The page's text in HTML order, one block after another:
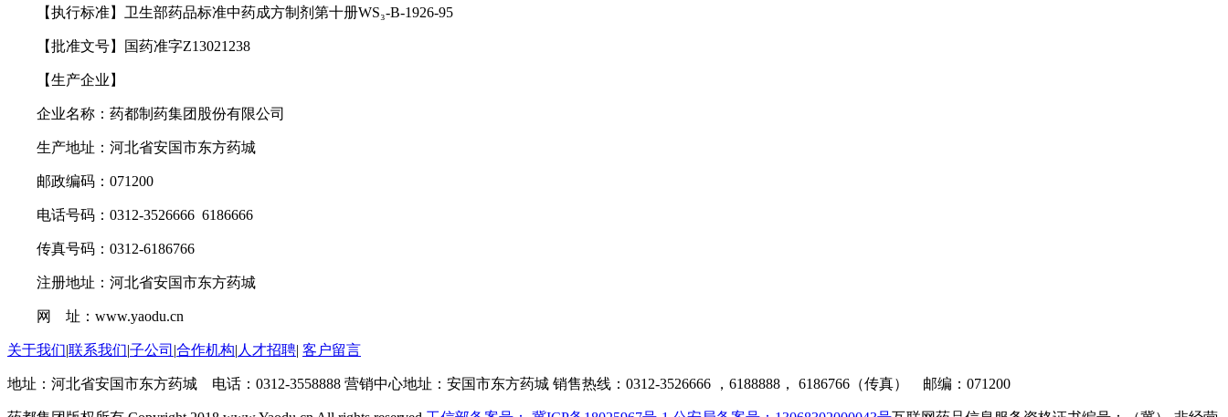
【执行标准】卫生部药品标准中药成方制剂第十册WS₃-B-1926-95
【批准文号】国药准字Z13021238
【生产企业】
企业名称：药都制药集团股份有限公司
生产地址：河北省安国市东方药城
邮政编码：071200
电话号码：0312-3526666 6186666
传真号码：0312-6186766
注册地址：河北省安国市东方药城
网 址：www.yaodu.cn
关于我们|联系我们|子公司 |合作机构| 人才招聘| 客户留言
地址：河北省安国市东方药城 电话：0312-3558888 营销中心地址：安国市东方药城 销售热线：0312-3526666 ，6188888， 6186766（传真） 邮编：071200